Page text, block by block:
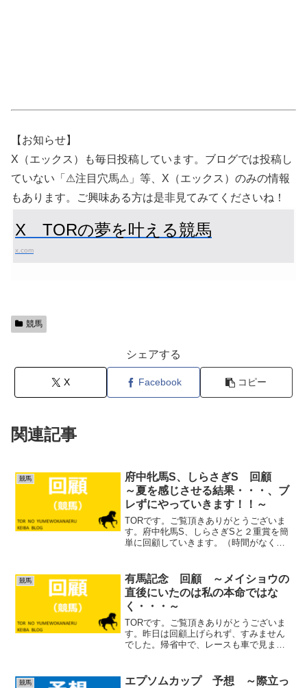
【お知らせ】
X（エックス）も毎日投稿しています。ブログでは投稿し
ていない「⚠注目穴馬⚠」等、X（エックス）のみの情報
もあります。ご興味ある方は是非見てみてくださいね！
X TORの夢を叶える競馬
x.com
競馬
シェアする
X Facebook コピー
関連記事
競馬
府中牝馬S、しらさぎS 回顧
～夏を感じさせる結果・・・、ブ
レずにやっていきます！！～
TORです。ご覧頂きありがとうございま
す。府中牝馬S、しらさぎSと２重賞を簡
単に回顧していきます。（時間がなくす
プニルS ...
競馬
有馬記念 回顧 ～メイショウの
直後にいたのは私の本命ではな
く・・・～
TORです。ご覧頂きありがとうございま
す。昨日は回顧上げられず、すみません
でした。帰省中で、レースも車で見まし
JF 回顧１着 △...
競馬
エプソムカップ 予想 ～際立っ